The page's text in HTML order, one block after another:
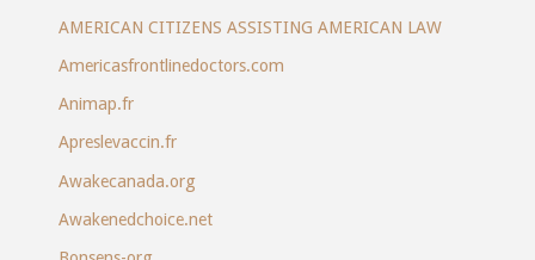
AMERICAN CITIZENS ASSISTING AMERICAN LAW
Americasfrontlinedoctors.com
Animap.fr
Apreslevaccin.fr
Awakecanada.org
Awakenedchoice.net